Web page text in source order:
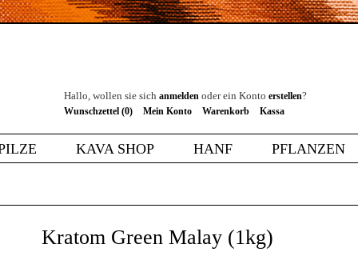
Hallo, wollen sie sich anmelden oder ein Konto erstellen?
Wunschzettel (0) Mein Konto Warenkorb Kassa
KAVA SHOP HANF PFLANZEN
Kratom Green Malay (1kg)